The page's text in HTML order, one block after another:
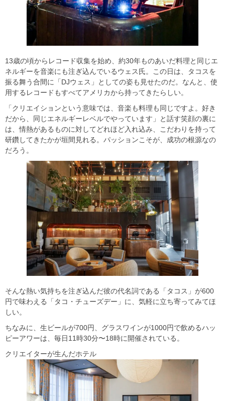
13歳の頃からレコード収集を始め、約30年ものあいだ料理と同じエ
ネルギーを音楽にも注ぎ込んでいるウェス氏。この日は、タコスを
振る舞う合間に「DJウェス」としての姿も見せたのだ。なんと、使
用するレコードもすべてアメリカから持ってきたらしい。
「クリエイションという意味では、音楽も料理も同じですよ。好き
だから、同じエネルギーレベルでやっています」と話す笑顔の裏に
は、情熱があるものに対してどれほど入れ込み、こだわりを持って
研鑽してきたかが垣間見れる。パッションこそが、成功の根源なの
だろう。
そんな熱い気持ちを注ぎ込んだ彼の代名詞である「タコス」が600
円で味わえる「タコ・チューズデー」に、気軽に立ち寄ってみてほ
しい。
ちなみに、生ビールが700円、グラスワインが1000円で飲めるハッ
ピーアワーは、毎日11時30分〜18時に開催されている。
クリエイターが生んだホテル